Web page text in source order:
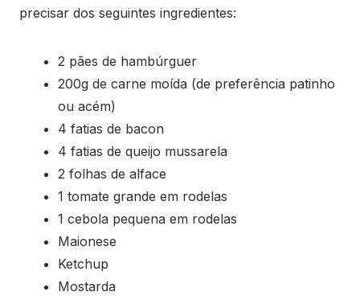
precisar dos seguintes ingredientes:
2 pães de hambúrguer
200g de carne moída (de preferência patinho
ou acém)
4 fatias de bacon
4 fatias de queijo mussarela
2 folhas de alface
1 tomate grande em rodelas
1 cebola pequena em rodelas
Maionese
Ketchup
Mostarda